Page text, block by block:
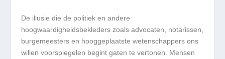
De illusie die de politiek en andere
hoogwaardigheidsbekleders zoals advocaten, notarissen,
burgemeesters en hooggeplaatste wetenschappers ons
willen voorspiegelen begint gaten te vertonen. Mensen